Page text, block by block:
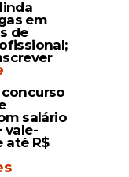
em
de
salário
vale-
até R$